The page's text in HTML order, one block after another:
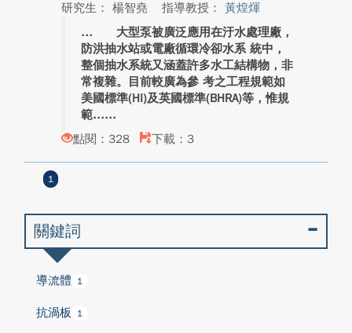
研究生： 楊智堯
指導教授： 黃煌煇
大型泵被廣泛應用在汙水處理廠，
防洪抽水站或電廠循環冷卻水系 統中，
整個抽水系統又涵蓋許多水工結構物，非
常複雜。目前較廣為參 考之工程規範如
美國標準(HI)及英國標準(BHRA)等，惟規
範...
點閱：328
下載：3
1
關鍵詞
導流體 1
抗渦板 1